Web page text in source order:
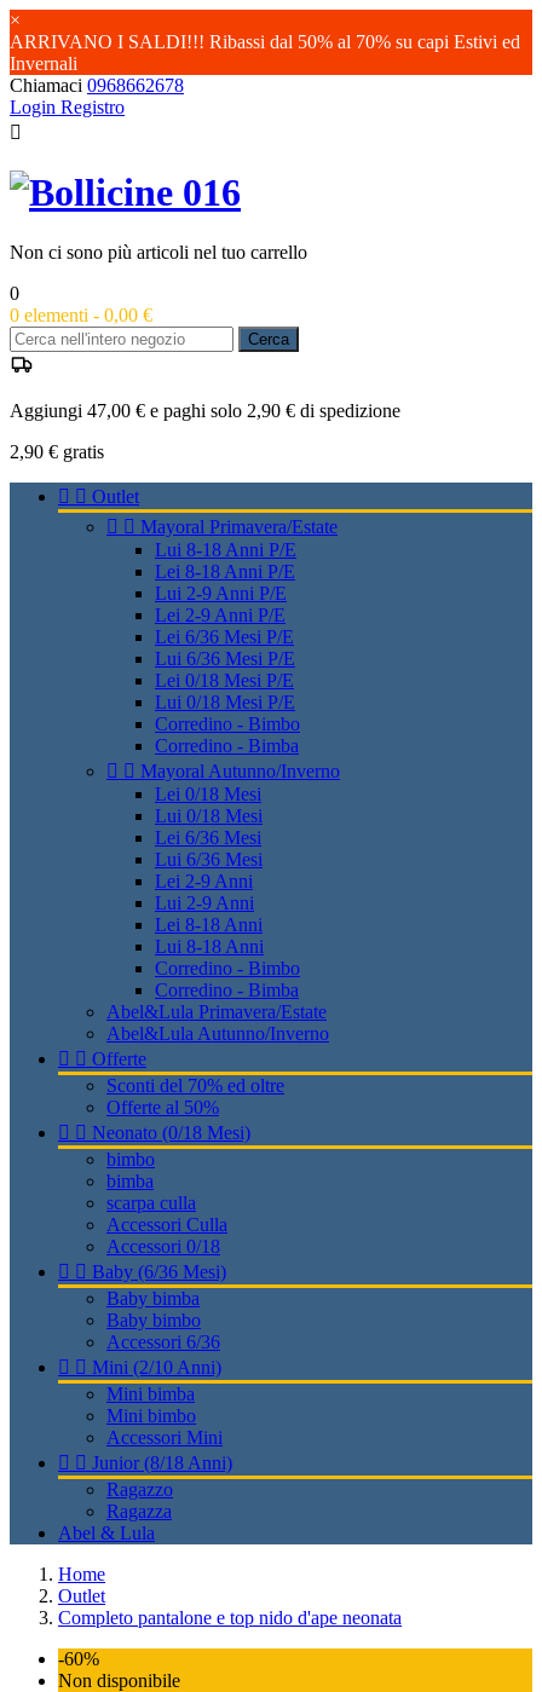
×
ARRIVANO I SALDI!!! Ribassi dal 50% al 70% su capi Estivi ed
Invernali
Chiamaci 0968662678
Login Registro

Non ci sono più articoli nel tuo carrello
0
0 elementi - 0,00 €
Cerca
Aggiungi 47,00 € e paghi solo 2,90 € di spedizione
2,90 € gratis
  Outlet
  Mayoral Primavera/Estate
Lui 8-18 Anni P/E
Lei 8-18 Anni P/E
Lui 2-9 Anni P/E
Lei 2-9 Anni P/E
Lei 6/36 Mesi P/E
Lui 6/36 Mesi P/E
Lei 0/18 Mesi P/E
Lui 0/18 Mesi P/E
Corredino - Bimbo
Corredino - Bimba
  Mayoral Autunno/Inverno
Lei 0/18 Mesi
Lui 0/18 Mesi
Lei 6/36 Mesi
Lui 6/36 Mesi
Lei 2-9 Anni
Lui 2-9 Anni
Lei 8-18 Anni
Lui 8-18 Anni
Corredino - Bimbo
Corredino - Bimba
Abel&Lula Primavera/Estate
Abel&Lula Autunno/Inverno
  Offerte
Sconti del 70% ed oltre
Offerte al 50%
  Neonato (0/18 Mesi)
bimbo
bimba
scarpa culla
Accessori Culla
Accessori 0/18
  Baby (6/36 Mesi)
Baby bimba
Baby bimbo
Accessori 6/36
  Mini (2/10 Anni)
Mini bimba
Mini bimbo
Accessori Mini
  Junior (8/18 Anni)
Ragazzo
Ragazza
Abel & Lula
Home
Outlet
Completo pantalone e top nido d'ape neonata
-60%
Non disponibile